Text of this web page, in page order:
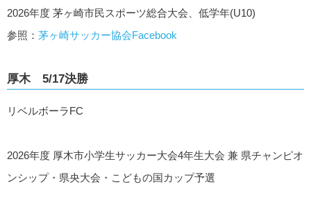
2026年度 茅ヶ崎市民スポーツ総合大会、低学年(U10)
参照： 茅ヶ崎サッカー協会Facebook
厚木 5/17決勝
リベルボーラFC
2026年度 厚木市小学生サッカー大会4年生大会 兼 県チャンピオ
ンシップ・県央大会・こどもの国カップ予選